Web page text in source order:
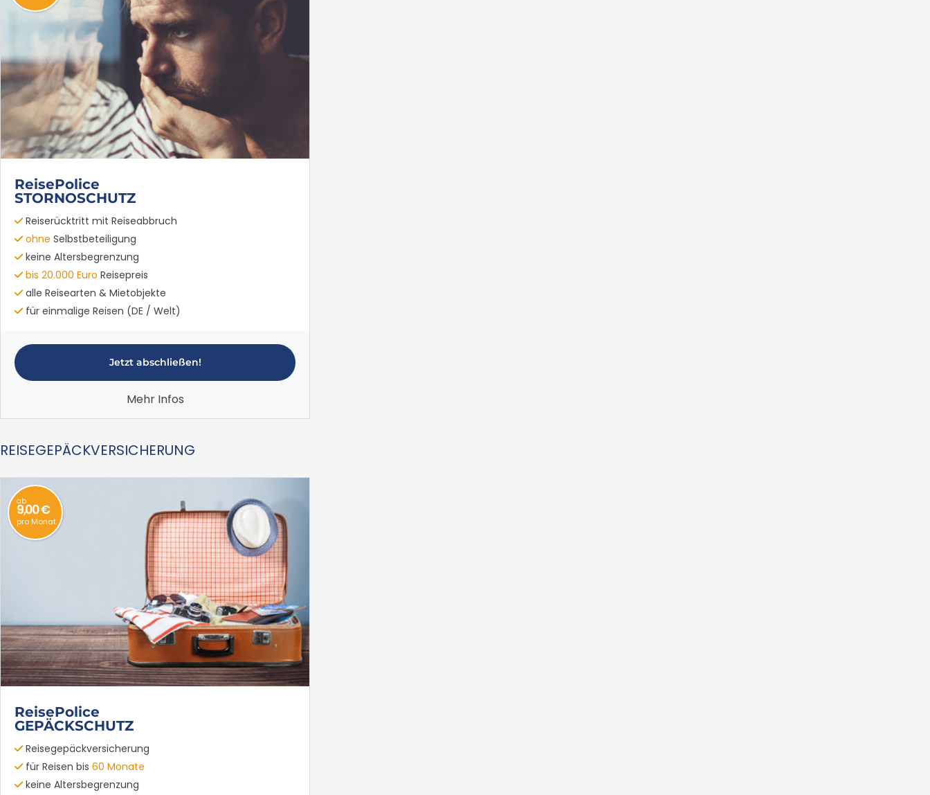
ReisePolice
STORNOSCHUTZ
Reiserücktritt mit Reiseabbruch
ohne Selbstbeteiligung
keine Altersbegrenzung
bis 20.000 Euro Reisepreis
alle Reisearten & Mietobjekte
für einmalige Reisen (DE / Welt)
Jetzt abschließen!
Mehr Infos
REISEGEPÄCKVERSICHERUNG
ab
9,00 €
pro Monat
ReisePolice
GEPÄCKSCHUTZ
Reisegepäckversicherung
für Reisen bis 60 Monate
keine Altersbegrenzung